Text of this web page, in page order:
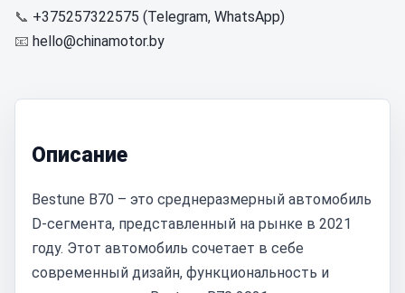
📞 +375257322575 (Telegram, WhatsApp)
📧 hello@chinamotor.by
Описание
Bestune B70 – это среднеразмерный автомобиль
D-сегмента, представленный на рынке в 2021
году. Этот автомобиль сочетает в себе
современный дизайн, функциональность и